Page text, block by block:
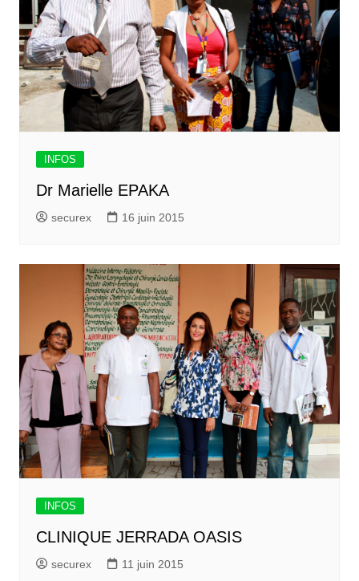
INFOS
Dr Marielle EPAKA
securex 16 juin 2015
INFOS
CLINIQUE JERRADA OASIS
securex 11 juin 2015